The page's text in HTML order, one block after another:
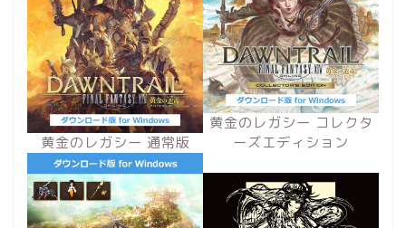
黄金のレガシー 通常版
黄金のレガシー コレクタ
ーズエディション